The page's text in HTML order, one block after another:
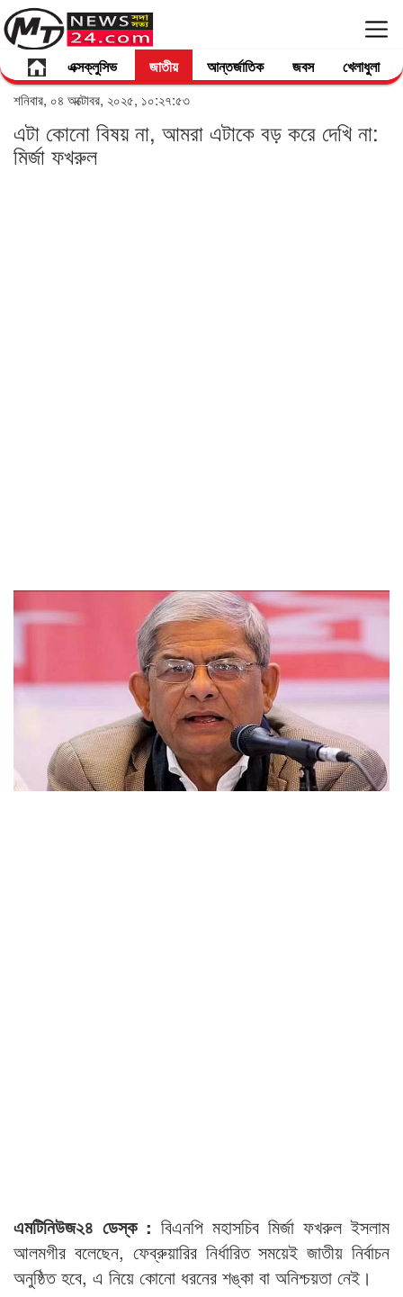
এক্সক্লুসিভ জাতীয় আন্তর্জাতিক জবস খেলাধুলা
শনিবার, ০৪ অক্টোবর, ২০২৫, ১০:২৭:৫৩
এটা কোনো বিষয় না, আমরা এটাকে বড় করে দেখি না:
মির্জা ফখরুল
এমটিনিউজ২৪ ডেস্ক : বিএনপি মহাসচিব মির্জা ফখরুল ইসলাম
আলমগীর বলেছেন, ফেব্রুয়ারির নির্ধারিত সময়েই জাতীয় নির্বাচন
অনুষ্ঠিত হবে, এ নিয়ে কোনো ধরনের শঙ্কা বা অনিশ্চয়তা নেই।